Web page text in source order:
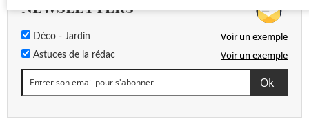
NEWSLETTERS
Déco - Jardin Voir un exemple
Astuces de la rédac Voir un exemple